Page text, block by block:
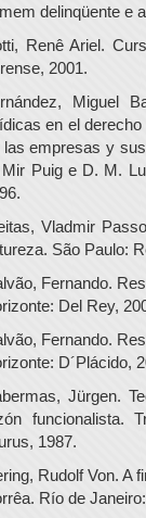
delinqüente e
Renê Ariel.
2001.
Miguel
en el
las empresas y
Puig e D. M.
Vladmir
São Paulo:
Fernando.
Del Rey,
Fernando.
D´Plácido,
Jürgen.
funcionalista.
1987.
Rudolf Von. A
Río de